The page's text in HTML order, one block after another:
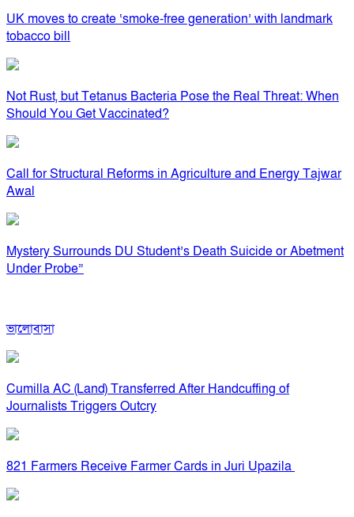
UK moves to create ‘smoke-free generation’ with landmark
tobacco bill
Not Rust, but Tetanus Bacteria Pose the Real Threat: When
Should You Get Vaccinated?
Call for Structural Reforms in Agriculture and Energy Tajwar
Awal
Mystery Surrounds DU Student’s Death Suicide or Abetment
Under Probe”
ভালোবাসা
Cumilla AC (Land) Transferred After Handcuffing of
Journalists Triggers Outcry
821 Farmers Receive Farmer Cards in Juri Upazila